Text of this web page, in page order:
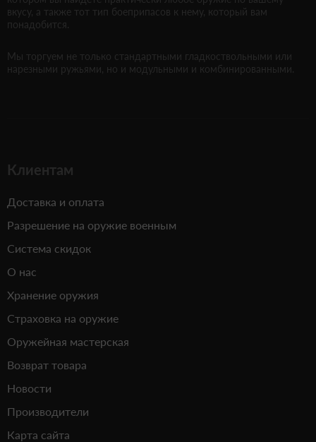
вкусу, а также тот тип боеприпасов к нему, который вам
понадобится.
Мы торгуем не только стандартными гладкоствольными или
нарезными ружьями, но и модульными и комбинированными.
Клиентам
Доставка и оплата
Разрешение на оружие военным
Система скидок
О нас
Хранение оружия
Страховка на оружие
Оружейная мастерская
Возврат товара
Новости
Производители
Карта сайта